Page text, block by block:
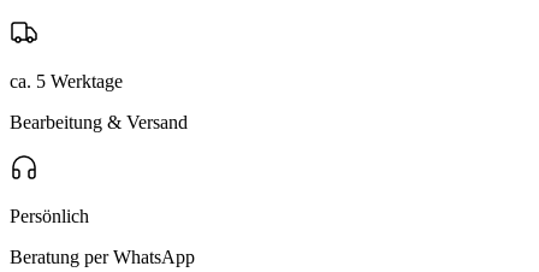
ca. 5 Werktage
Bearbeitung & Versand
Persönlich
Beratung per WhatsApp